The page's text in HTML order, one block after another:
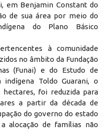
em Benjamin Constant do
de sua área por meio do
do Plano Básico
à comunidade
no âmbito da Fundação
(Funai) e do Estudo de
Toldo Guarani, o
foi reduzida para
a partir da década de
do governo do estado
alocação de famílias não